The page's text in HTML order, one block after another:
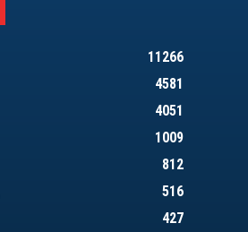
11266
4581
4051
1009
812
516
427